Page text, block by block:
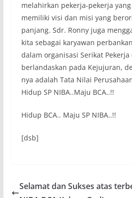
melahirkan pekerja-pekerja
memiliki visi dan misi yang
panjang. Sdr. Ronny juga
kita sebagai karyawan
dalam organisasi Serikat Pekerja
berlandaskan pada Kejujuran,
nya adalah Tata Nilai
Hidup SP NIBA..Maju BCA..!!
Hidup BCA.. Maju SP NIBA..!!
[dsb]
Selamat dan Sukses atas